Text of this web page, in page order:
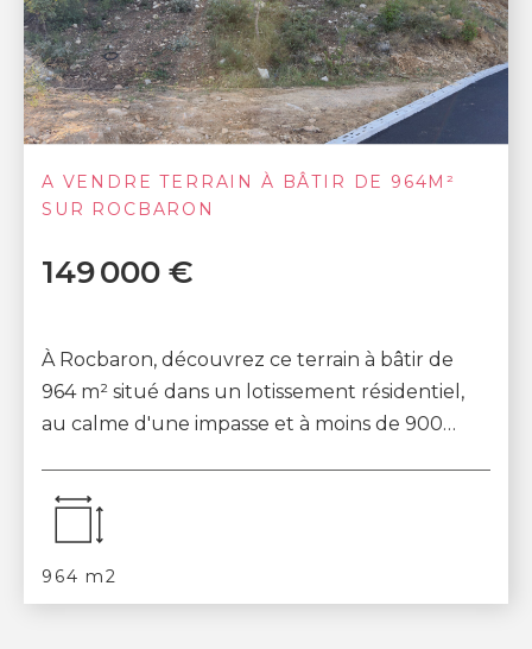
A VENDRE TERRAIN À BÂTIR DE 964M²
SUR ROCBARON
149 000 €
À Rocbaron, découvrez ce terrain à bâtir de
964 m² situé dans un lotissement résidentiel,
au calme d'une impasse et à moins de 900
964 m2